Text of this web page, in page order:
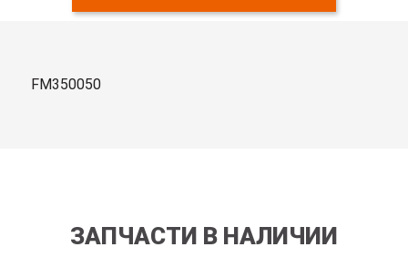
FM350050
ЗАПЧАСТИ В НАЛИЧИИ